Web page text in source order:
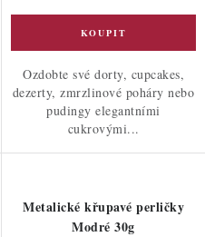
Ozdobte své dorty, cupcakes,
dezerty, zmrzlinové poháry nebo
pudingy elegantními
cukrovými...
Metalické křupavé perličky
Modré 30g